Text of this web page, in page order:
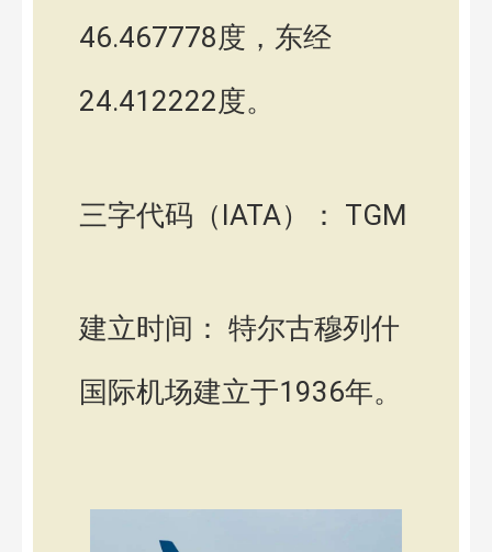
46.467778度，东经
24.412222度。
三字代码（IATA）： TGM
建立时间： 特尔古穆列什
国际机场建立于1936年。